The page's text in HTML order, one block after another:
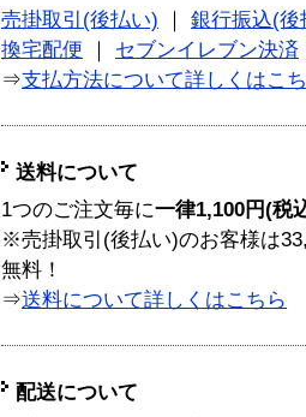
売掛取引(後払い)
銀行振込(後
換宅配便
セブンイレブン決済
⇒支払方法について詳しくはこ
送料について
1つのご注文毎に一律1,100円(税
※売掛取引(後払い)のお客様は
無料！
⇒送料について詳しくはこちら
配送について